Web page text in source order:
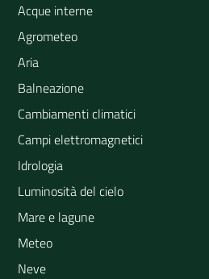
Acque interne
Agrometeo
Aria
Balneazione
Cambiamenti climatici
Campi elettromagnetici
Idrologia
Luminosità del cielo
Mare e lagune
Meteo
Neve